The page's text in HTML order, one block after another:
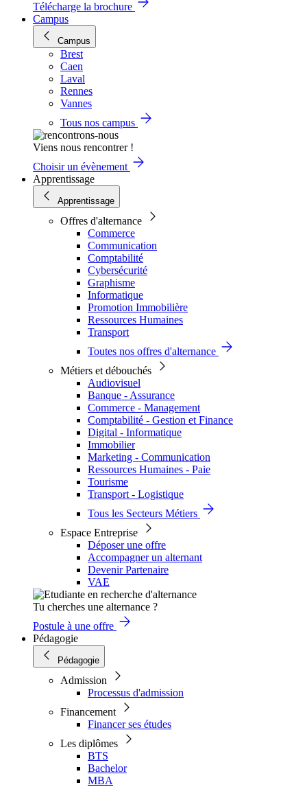
Télécharge la brochure
Campus
Campus
Brest
Caen
Laval
Rennes
Vannes
Tous nos campus
Viens nous rencontrer !
Choisir un évènement
Apprentissage
Apprentissage
Offres d'alternance
Commerce
Communication
Comptabilité
Cybersécurité
Graphisme
Informatique
Promotion Immobilière
Ressources Humaines
Transport
Toutes nos offres d'alternance
Métiers et débouchés
Audiovisuel
Banque - Assurance
Commerce - Management
Comptabilité - Gestion et Finance
Digital - Informatique
Immobilier
Marketing - Communication
Ressources Humaines - Paie
Tourisme
Transport - Logistique
Tous les Secteurs Métiers
Espace Entreprise
Déposer une offre
Accompagner un alternant
Devenir Partenaire
VAE
Tu cherches une alternance ?
Postule à une offre
Pédagogie
Pédagogie
Admission
Processus d'admission
Financement
Financer ses études
Les diplômes
BTS
Bachelor
MBA